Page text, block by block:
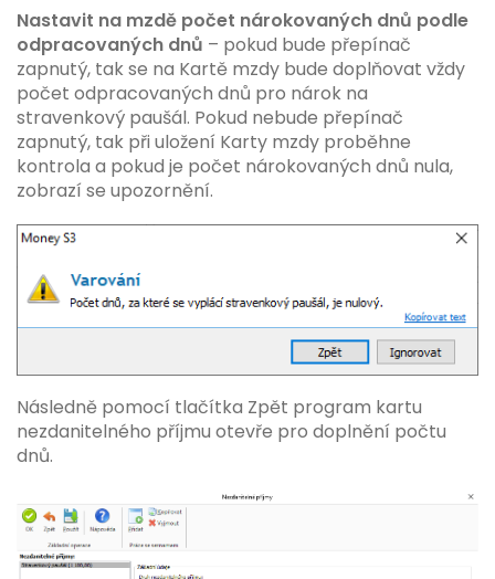
Nastavit na mzdě počet nárokovaných dnů podle
odpracovaných dnů – pokud bude přepínač
zapnutý, tak se na Kartě mzdy bude doplňovat vždy
počet odpracovaných dnů pro nárok na
stravenkový paušál. Pokud nebude přepínač
zapnutý, tak při uložení Karty mzdy proběhne
kontrola a pokud je počet nárokovaných dnů nula,
zobrazí se upozornění.
Následně pomocí tlačítka Zpět program kartu
nezdanitelného příjmu otevře pro doplnění počtu
dnů.